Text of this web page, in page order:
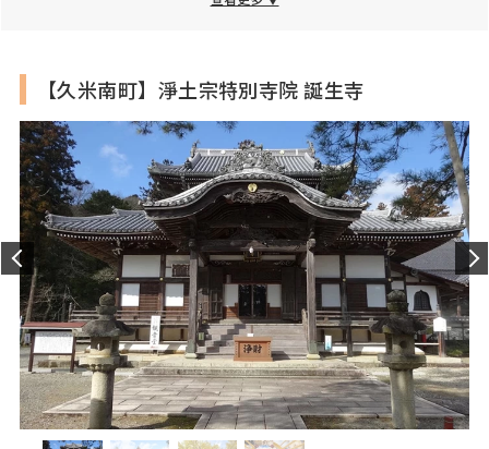
入場費
初穗料（祈禱費用）：5,000日圓、7,000日圓、10,000日
圓、20,000日圓以上
※初穗料會影響祈禱天數、御神札和撤下品的變化
停車場
有
【久米南町】淨土宗特別寺院 誕生寺